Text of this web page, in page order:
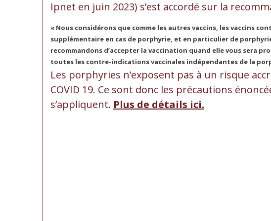
Ipnet en juin 2023) s’est accordé sur la
« Nous considérons que comme les autres vaccins, les vaccins
supplémentaire en cas de porphyrie, et en particulier de
recommandons d’accepter la vaccination quand elle vous sera
toutes les contre-indications vaccinales indépendantes de la
Les porphyries n’exposent pas à un risque
COVID 19. Ce sont donc les précautions
s’appliquent. Plus de détails ici.